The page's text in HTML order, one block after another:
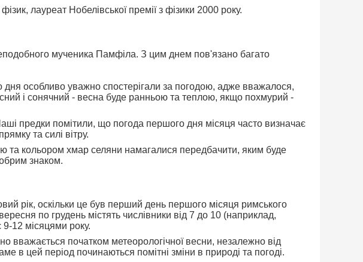
лауреат Нобелівської премії з фізики 2000 року.
мученика Памфіла. З цим днем пов'язано багато
особливо уважно спостерігали за погодою, адже вважалося,
і сонячний - весна буде ранньою та теплою, якщо похмурий -
предки помітили, що погода першого дня місяця часто визначає
та силі вітру.
кольором хмар селяни намагалися передбачити, яким буде
знаком.
рік, оскільки це був перший день першого місяця римського
по грудень містять числівники від 7 до 10 (наприклад,
9-12 місяцями року.
вважається початком метеорологічної весни, незалежно від
в цей період починаються помітні зміни в природі та погоді.